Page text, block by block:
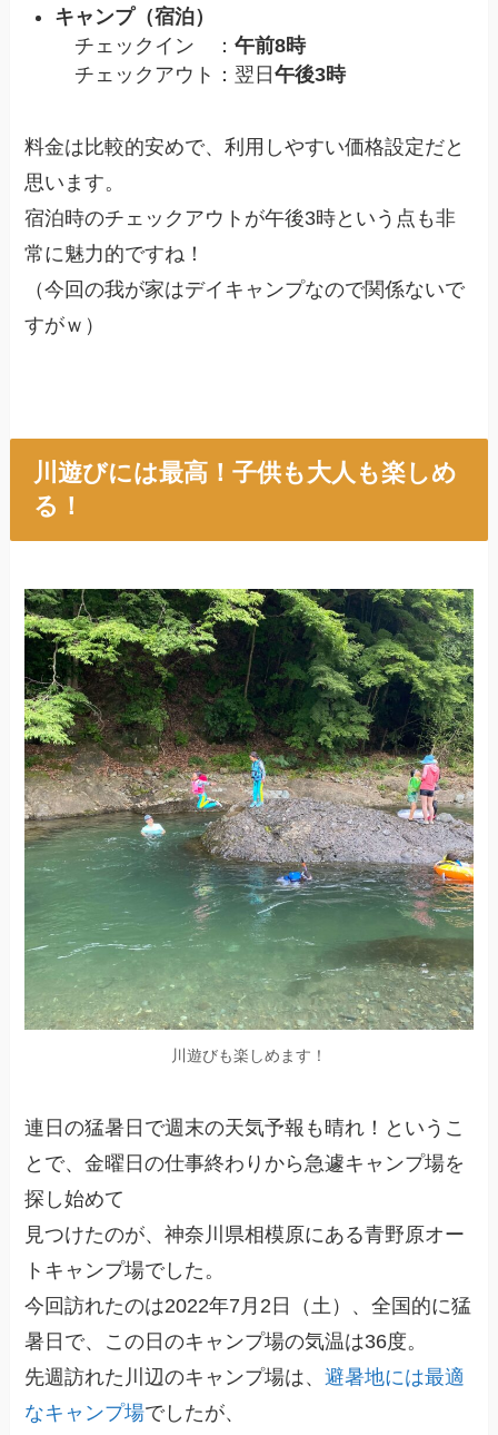
キャンプ（宿泊）
チェックイン ：午前8時
チェックアウト：翌日午後3時
料金は比較的安めで、利用しやすい価格設定だと
思います。
宿泊時のチェックアウトが午後3時という点も非
常に魅力的ですね！
（今回の我が家はデイキャンプなので関係ないで
すがｗ）
川遊びには最高！子供も大人も楽しめ
る！
川遊びも楽しめます！
連日の猛暑日で週末の天気予報も晴れ！というこ
とで、金曜日の仕事終わりから急遽キャンプ場を
探し始めて
見つけたのが、神奈川県相模原にある青野原オー
トキャンプ場でした。
今回訪れたのは2022年7月2日（土）、全国的に猛
暑日で、この日のキャンプ場の気温は36度。
先週訪れた川辺のキャンプ場は、避暑地には最適
なキャンプ場でしたが、